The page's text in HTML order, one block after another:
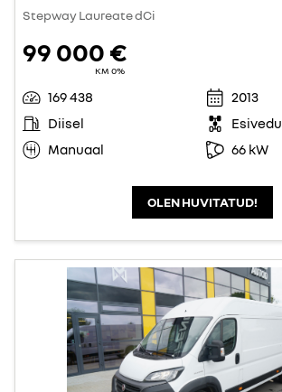
Stepway Laureate dCi
99 000 €
KM 0%
169 438
2013
Diisel
Esivedu
Manuaal
66 kW
OLEN HUVITATUD!